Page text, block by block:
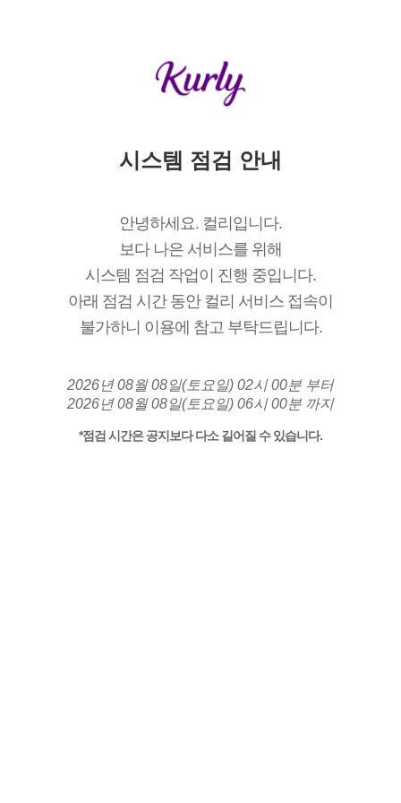
시스템 점검 안내
안녕하세요. 컬리입니다.
보다 나은 서비스를 위해
시스템 점검 작업이 진행 중입니다.
아래 점검 시간 동안 컬리 서비스 접속이
불가하니 이용에 참고 부탁드립니다.
2026년 08월 08일(토요일) 02시 00분 부터
2026년 08월 08일(토요일) 06시 00분 까지
*점검 시간은 공지보다 다소 길어질 수 있습니다.